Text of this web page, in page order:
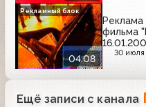
04:08
Реклама
фильма
30 июля
Рекламный блок
Ещё записи с канала